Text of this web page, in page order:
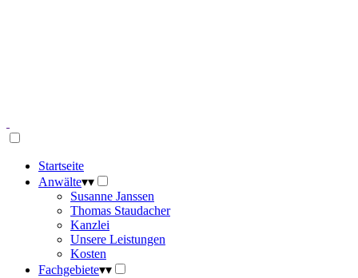
Startseite
Anwälte▾▾
Susanne Janssen
Thomas Staudacher
Kanzlei
Unsere Leistungen
Kosten
Fachgebiete▾▾